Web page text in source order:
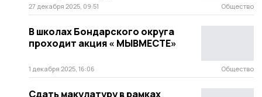
27 декабря 2025, 09:51 Общество
В школах Бондарского округа
проходит акция « МЫВМЕСТЕ»
1 декабря 2025, 16:06 Общество
Сдать макулатуру в рамках